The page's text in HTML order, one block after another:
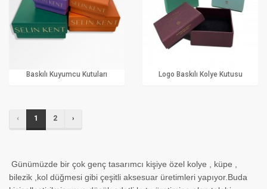
Baskılı Kuyumcu Kutuları Logo Baskılı Kolye Kutusu
‹ 1 2 ›
Günümüzde bir çok genç tasarımcı kişiye özel kolye , küpe ,
bilezik ,kol düğmesi gibi çeşitli aksesuar üretimleri yapıyor.Buda